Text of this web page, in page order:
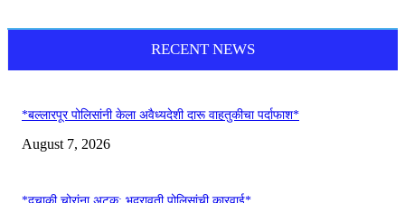
RECENT NEWS
*बल्लारपूर पोलिसांनी केला अवैध्यदेशी दारू वाहतुकीचा पर्दाफाश*
August 7, 2026